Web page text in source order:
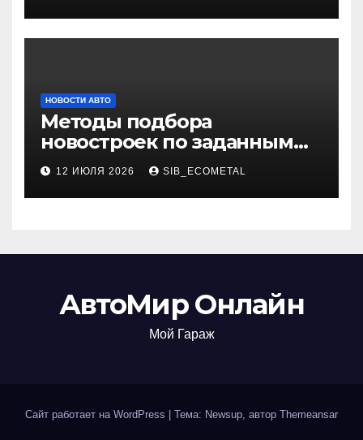
НОВОСТИ АВТО
Методы подбора
новостроек по заданным
критериям
12 ИЮЛЯ 2026 SIB_ECOMETAL
АвтоМир Онлайн
Мой Гараж
Сайт работает на WordPress Тема: Newsup, автор Themeansar